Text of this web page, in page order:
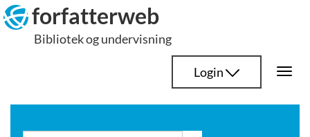
Hop
til
indhold
forfatterweb
Bibliotek og undervisning
Login